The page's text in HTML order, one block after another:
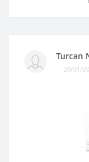
Turcan
20/01/